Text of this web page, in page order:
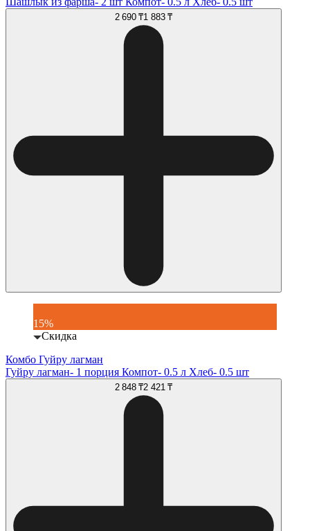
2 690 ₸1 883 ₸
15%
Скидка
Комбо Гуйру лагман
Гуйру лагман- 1 порция Компот- 0.5 л Хлеб- 0.5 шт
2 848 ₸2 421 ₸